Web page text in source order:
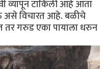
व्यापून टाकिली आहे आता
असे विचारत आहे. बळीचे
तर गरुड एका पायाला धरुन